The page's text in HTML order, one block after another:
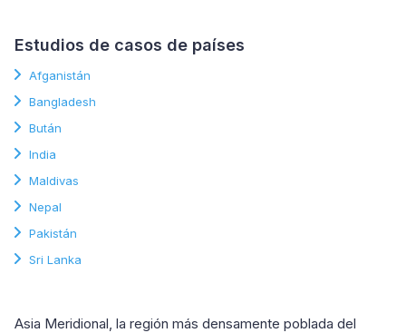
Estudios de casos de países
Afganistán
Bangladesh
Bután
India
Maldivas
Nepal
Pakistán
Sri Lanka
Asia Meridional, la región más densamente poblada del